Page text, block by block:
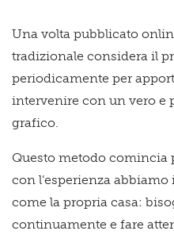
Una volta pubblicato
tradizionale considera il
periodicamente per
intervenire con un vero e
grafico.
Questo metodo comincia
con l’esperienza
come la propria casa:
continuamente e fare